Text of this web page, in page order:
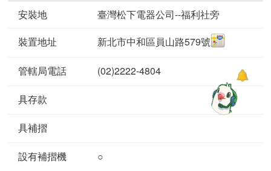
臺灣松下電器公司--福利社旁
新北市中和區員山路579號
(02)2222-4804
○